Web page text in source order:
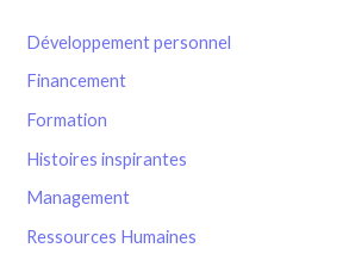
Développement personnel
Financement
Formation
Histoires inspirantes
Management
Ressources Humaines